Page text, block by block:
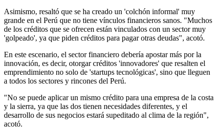
Asimismo, resaltó que se ha creado un 'colchón informal' muy
grande en el Perú que no tiene vínculos financieros sanos. "Muchos
de los créditos que se ofrecen están vinculados con un sector muy
'golpeado', ya que piden créditos para pagar otras deudas", acotó.
En este escenario, el sector financiero debería apostar más por la
innovación, es decir, otorgar créditos 'innovadores' que resalten el
emprendimiento no solo de 'startups tecnológicas', sino que lleguen
a todos los sectores y rincones del Perú.
"No se puede aplicar un mismo crédito para una empresa de la costa
y la sierra, ya que las dos tienen necesidades diferentes, y el
desarrollo de sus negocios estará supeditado al clima de la región",
acotó.